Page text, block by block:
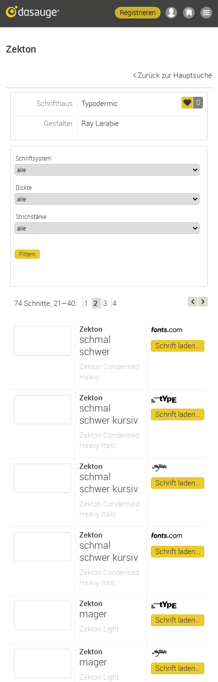
Registrieren
Zekton
Zurück zur Hauptsuche
0
Schrifthaus Typodermic
Gestalter Ray Larabie
Schriftsystem
Dickte
Strichstärke
74 Schnitte, 21—40: 1 2 3 4
Zekton
schmal
schwer
Zekton Condensed
Heavy
Schrift laden…
Zekton
schmal
schwer kursiv
Zekton Condensed
Heavy Italic
Schrift laden…
Zekton
schmal
schwer kursiv
Zekton Condensed
Heavy Italic
Schrift laden…
Zekton
schmal
schwer kursiv
Zekton Condensed
Heavy Italic
Schrift laden…
Zekton
mager
Zekton Light
Schrift laden…
Zekton
mager
Zekton Light
Schrift laden…